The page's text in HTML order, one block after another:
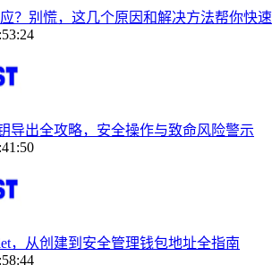
？别慌，这几个原因和解决方法帮你快
导出全攻略，安全操作与致命风险警示
，从创建到安全管理钱包地址全指南